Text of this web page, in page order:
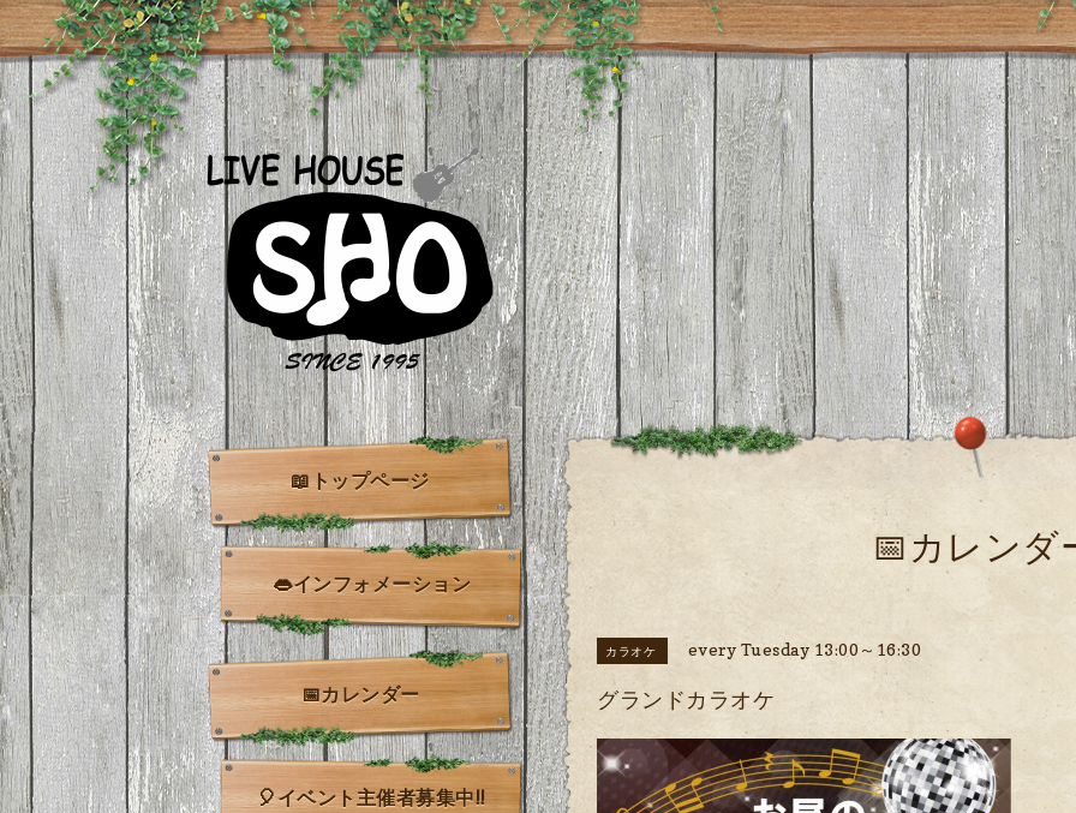
📅カレンダ
カラオケ every Tuesday 13:00～16:30
グランドカラオケ
📖トップページ
👄インフォメーション
📅カレンダー
🎈イベント主催者募集中!!